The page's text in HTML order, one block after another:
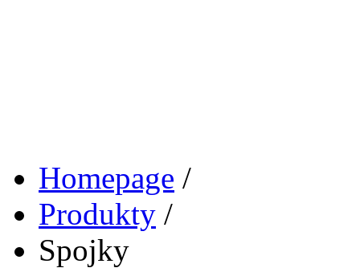
Homepage /
Produkty /
Spojky